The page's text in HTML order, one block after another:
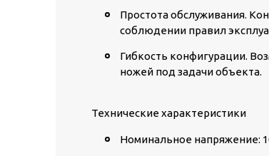
Простота обслуживания.
соблюдении правил
Гибкость конфигурации.
ножей под задачи объекта.
Технические характеристики
Номинальное напряжение: